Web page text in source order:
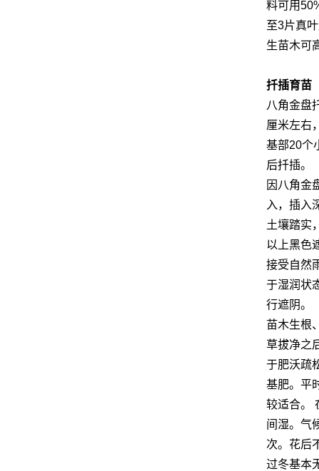
料可用
至3片真
生苗木可
扦插育苗
八角金盘
厘米左右
基部20个
后扦插。
因八角金
入，插入
土壤踏实
以上黑色
接受自然
于湿润状
行遮阴。
苗木生根
草拔净之
于肥沃疏
基肥。平
较适合。
间湿。气
次。花后
过冬基本